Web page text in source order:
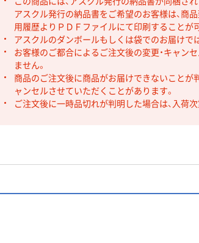
アスクル発行の納品書をご希望のお客様は、商
用履歴よりＰＤＦファイルにて印刷することが
アスクルのダンボールもしくは袋でのお届けで
お客様のご都合によるご注文後の変更・キャンセ
ません。
商品のご注文後に商品がお届けできないことが
ャンセルさせていただくことがあります。
ご注文後に一時品切れが判明した場合は、入荷